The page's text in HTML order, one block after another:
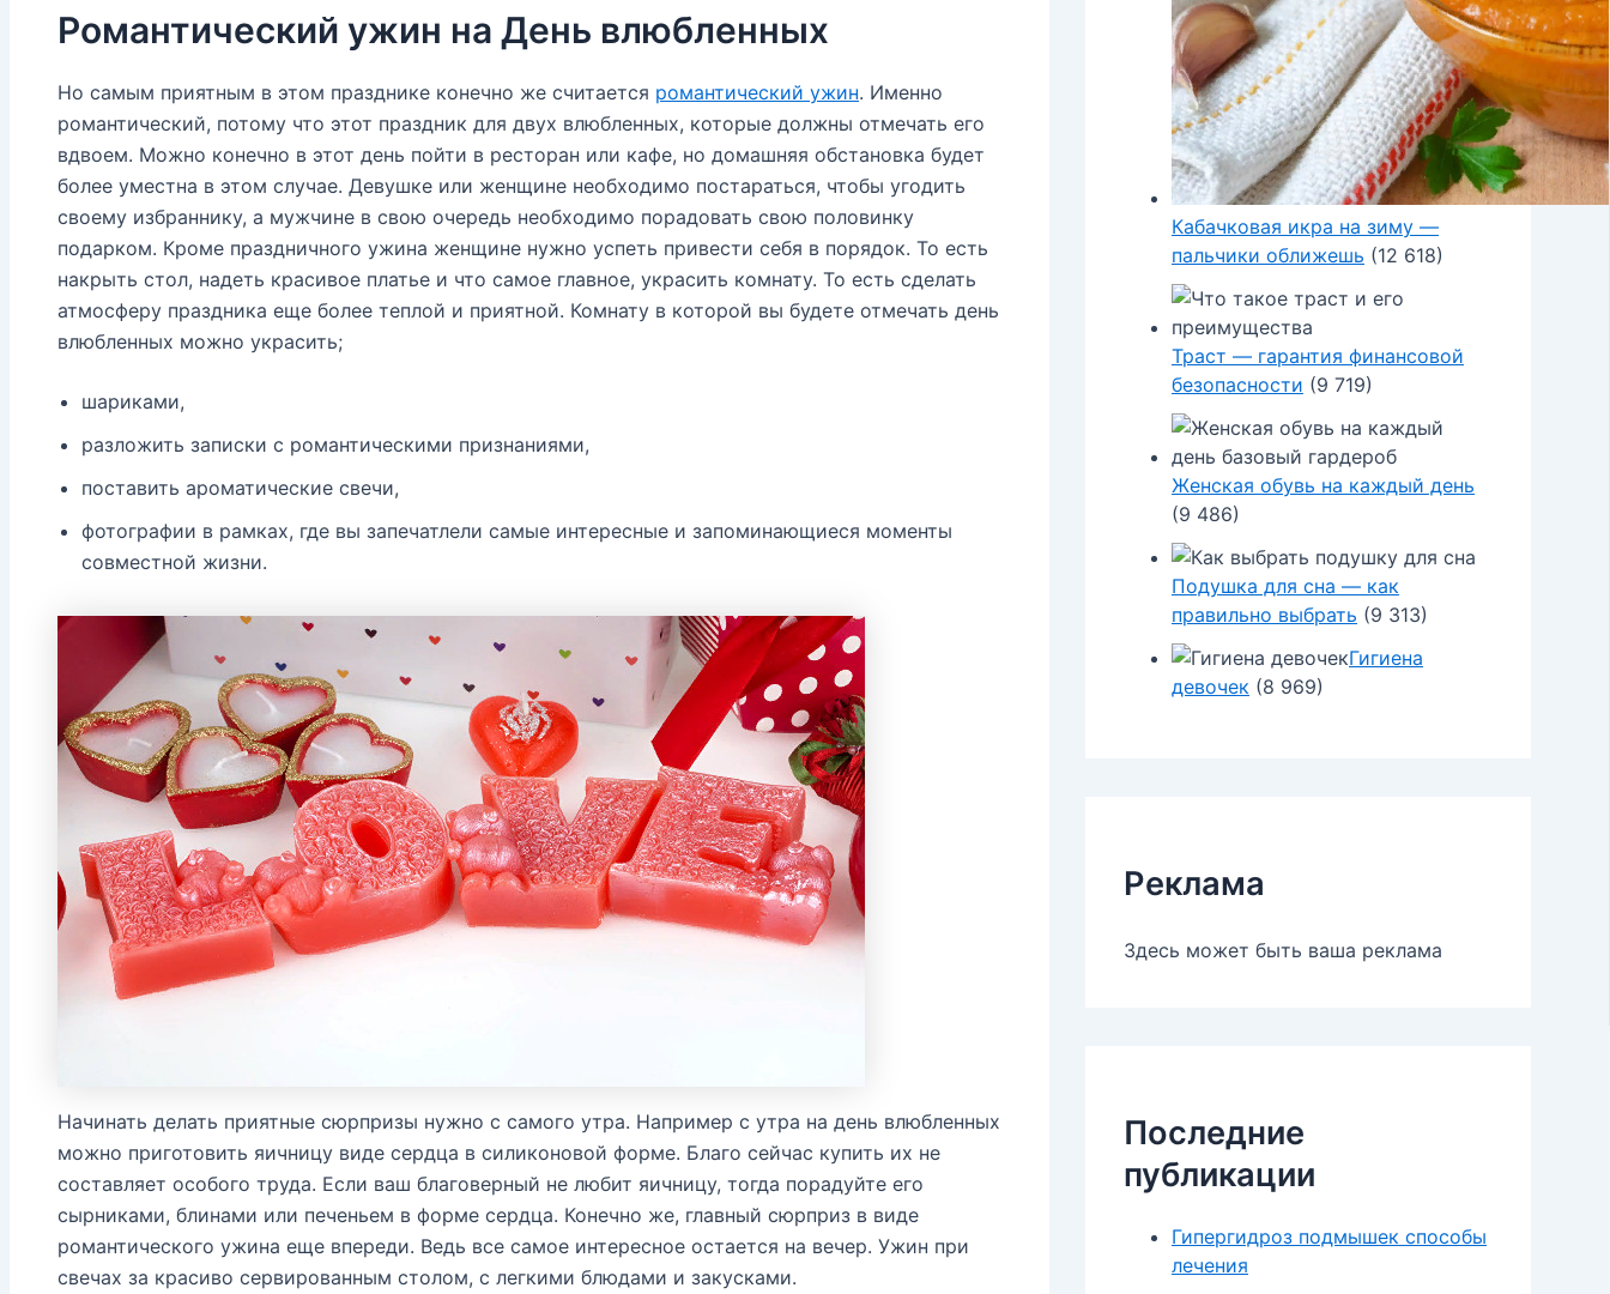
Романтический ужин на День влюбленных
Но самым приятным в этом празднике конечно же считается романтический ужин. Именно
романтический, потому что этот праздник для двух влюбленных, которые должны отмечать его
вдвоем. Можно конечно в этот день пойти в ресторан или кафе, но домашняя обстановка будет
более уместна в этом случае. Девушке или женщине необходимо постараться, чтобы угодить
своему избраннику, а мужчине в свою очередь необходимо порадовать свою половинку
подарком. Кроме праздничного ужина женщине нужно успеть привести себя в порядок. То есть
накрыть стол, надеть красивое платье и что самое главное, украсить комнату. То есть сделать
атмосферу праздника еще более теплой и приятной. Комнату в которой вы будете отмечать день
влюбленных можно украсить;
шариками,
разложить записки с романтическими признаниями,
поставить ароматические свечи,
фотографии в рамках, где вы запечатлели самые интересные и запоминающиеся моменты
совместной жизни.
Начинать делать приятные сюрпризы нужно с самого утра. Например с утра на день влюбленных
можно приготовить яичницу виде сердца в силиконовой форме. Благо сейчас купить их не
составляет особого труда. Если ваш благоверный не любит яичницу, тогда порадуйте его
сырниками, блинами или печеньем в форме сердца. Конечно же, главный сюрприз в виде
романтического ужина еще впереди. Ведь все самое интересное остается на вечер. Ужин при
свечах за красиво сервированным столом, с легкими блюдами и закусками.
Кабачковая икра на зиму —
пальчики оближешь (12 618)
Траст — гарантия финансовой
безопасности (9 719)
Женская обувь на каждый день
(9 486)
Подушка для сна — как
правильно выбрать (9 313)
Гигиена
девочек (8 969)
Реклама
Здесь может быть ваша реклама
Последние
публикации
Гипергидроз подмышек способы
лечения